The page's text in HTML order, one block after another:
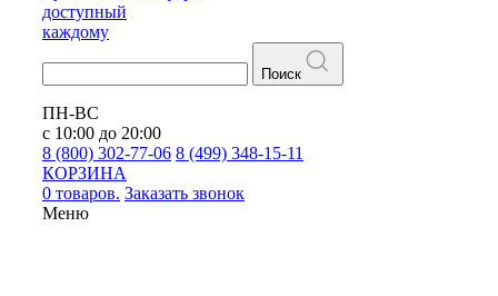
доступный
каждому
Поиск
ПН-ВС
с 10:00 до 20:00
8 (800) 302-77-06 8 (499) 348-15-11
КОРЗИНА
0 товаров. Заказать звонок
Меню